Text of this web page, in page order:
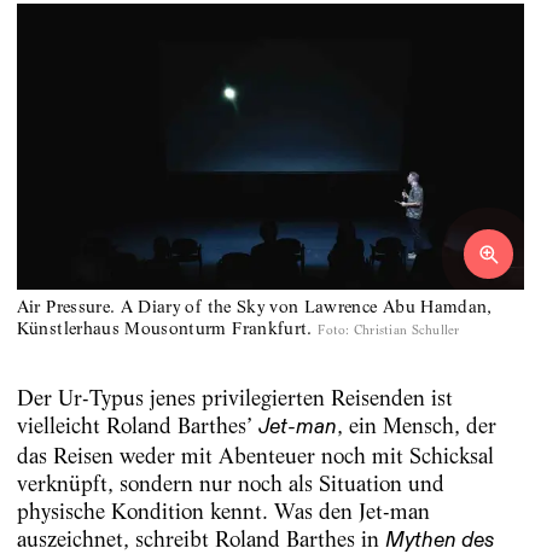
Air Pressure. A Diary of the Sky von Lawrence Abu Hamdan,
Künstlerhaus Mousonturm Frankfurt. Foto: Christian Schuller
Der Ur-Typus jenes privilegierten Reisenden ist
vielleicht Roland Barthes’ Jet-man, ein Mensch, der
das Reisen weder mit Abenteuer noch mit Schicksal
verknüpft, sondern nur noch als Situation und
physische Kondition kennt. Was den Jet-man
auszeichnet, schreibt Roland Barthes in Mythen des